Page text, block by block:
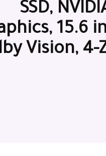
SSD,
15.6
Vision, 4-